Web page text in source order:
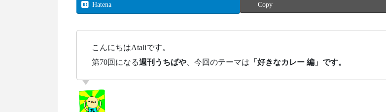
Hatena Copy
こんにちはAtaliです。
第70回になる週刊うちばや 、今回のテーマは 「好きなカレー 編」です。